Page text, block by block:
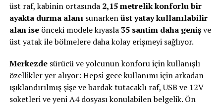
üst raf, kabinin ortasında 2,15 metrelik konforlu bir
ayakta durma alanısunarkenüst yatay kullanılabilir
alan iseönceki modele kıyasla 35 santim daha genişve
üst yatak ile bölmelere daha kolay erişmeyi sağlıyor.
Merkezdesürücü ve yolcunun konforu için kullanışlı
özellikler yer alıyor: Hepsi gece kullanımı için arkadan
ışıklandırılmış şişe ve bardak tutacaklı raf, USB ve 12V
soketleri ve yeni A4 dosyası konulabilen belgelik. Ön